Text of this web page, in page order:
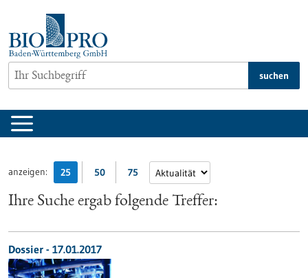
springen
suchen
anzeigen: 25 50 75
Ihre Suche ergab folgende Treffer:
Dossier - 17.01.2017